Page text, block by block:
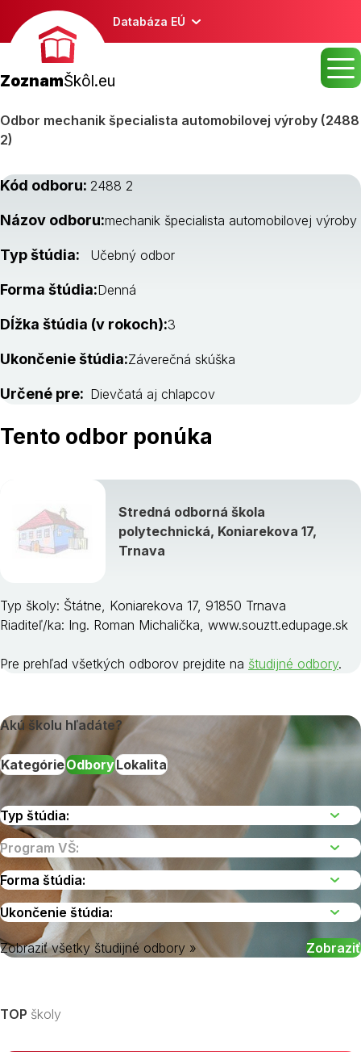
Databáza EÚ
ZoznamŠkôl.eu
Odbor mechanik špecialista automobilovej výroby (2488
2)
Kód odboru: 2488 2
Názov odboru:mechanik špecialista automobilovej výroby
Typ štúdia: Učebný odbor
Forma štúdia:Denná
Dĺžka štúdia (v rokoch):3
Ukončenie štúdia:Záverečná skúška
Určené pre: Dievčatá aj chlapcov
Tento odbor ponúka
Stredná odborná škola
polytechnická, Koniarekova 17,
Trnava
Typ školy: Štátne, Koniarekova 17, 91850 Trnava
Riaditeľ/ka: Ing. Roman Michalička, www.souztt.edupage.sk
Pre prehľad všetkých odborov prejdite na študijné odbory.
Akú školu hľadáte?
KategórieOdboryLokalita
Zobraziť všetky študijné odbory »
TOP školy